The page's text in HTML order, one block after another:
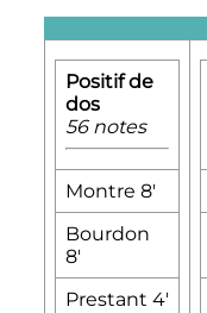
Positif de
dos
56 notes
Montre 8'
Bourdon
8'
Prestant 4'